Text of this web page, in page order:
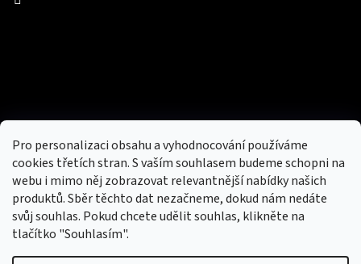
Pro personalizaci obsahu a vyhodnocování používáme
cookies třetích stran. S vaším souhlasem budeme schopni na
webu i mimo něj zobrazovat relevantnější nabídky našich
produktů. Sběr těchto dat nezačneme, dokud nám nedáte
svůj souhlas. Pokud chcete udělit souhlas, klikněte na
tlačítko "Souhlasím".
Nový obchod s batohy, cestovními zavazadly, tašky a peněženky